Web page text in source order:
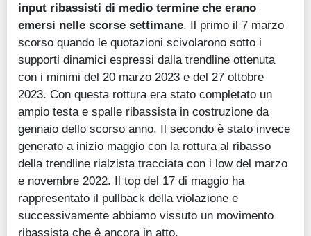
input ribassisti di medio termine che erano
emersi nelle scorse settimane. Il primo il 7 marzo
scorso quando le quotazioni scivolarono sotto i
supporti dinamici espressi dalla trendline ottenuta
con i minimi del 20 marzo 2023 e del 27 ottobre
2023. Con questa rottura era stato completato un
ampio testa e spalle ribassista in costruzione da
gennaio dello scorso anno. Il secondo è stato invece
generato a inizio maggio con la rottura al ribasso
della trendline rialzista tracciata con i low del marzo
e novembre 2022. Il top del 17 di maggio ha
rappresentato il pullback della violazione e
successivamente abbiamo vissuto un movimento
ribassista che è ancora in atto.